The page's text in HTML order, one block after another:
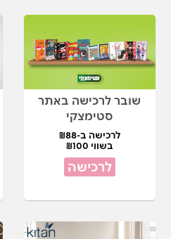
שובר לרכישה באתר
סטימצקי
לרכישה ב-₪88
בשווי ₪100
לרכישה